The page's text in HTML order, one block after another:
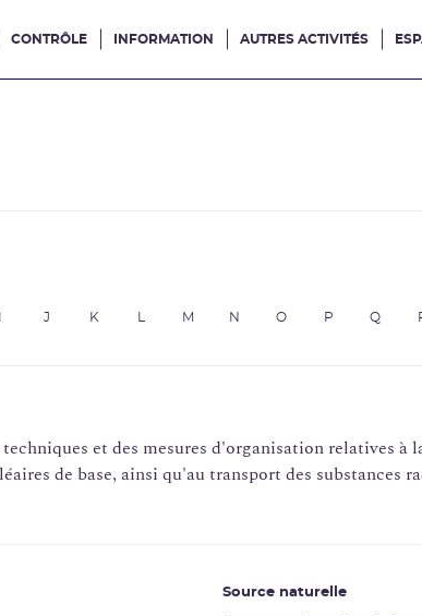
CONTRÔLE INFORMATION AUTRES ACTIVITÉS
J K M N O P Q
et des mesures d'organisation relatives
de base, ainsi qu'au transport des substances
Source naturelle